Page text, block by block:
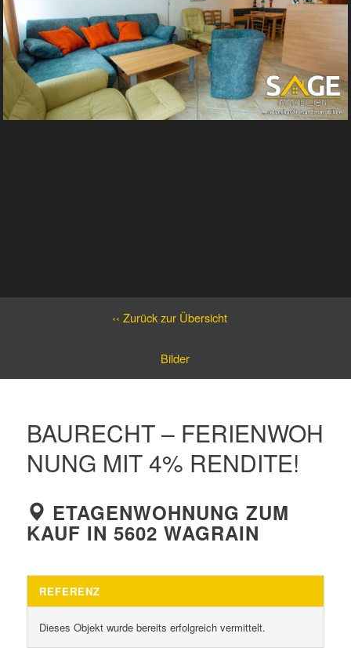
‹‹ Zurück zur Übersicht
Bilder
BAURECHT – FERIENWOH
NUNG MIT 4% RENDITE!
ETAGENWOHNUNG ZUM
KAUF IN 5602 WAGRAIN
REFERENZ
Dieses Objekt wurde bereits erfolgreich vermittelt.